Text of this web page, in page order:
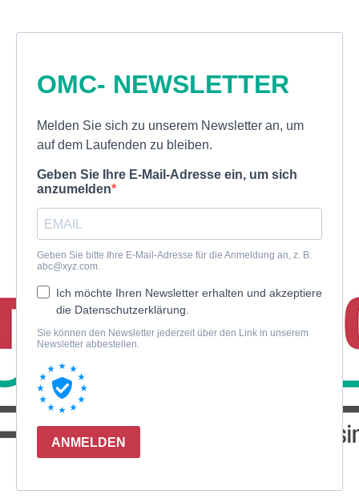
OMC- NEWSLETTER
Melden Sie sich zu unserem Newsletter an, um
auf dem Laufenden zu bleiben.
Geben Sie Ihre E-Mail-Adresse ein, um sich
anzumelden
Geben Sie bitte Ihre E-Mail-Adresse für die Anmeldung an, z. B.
abc@xyz.com.
Ich möchte Ihren Newsletter erhalten und akzeptiere
die Datenschutzerklärung.
Sie können den Newsletter jederzeit über den Link in unserem
Newsletter abbestellen.
ANMELDEN